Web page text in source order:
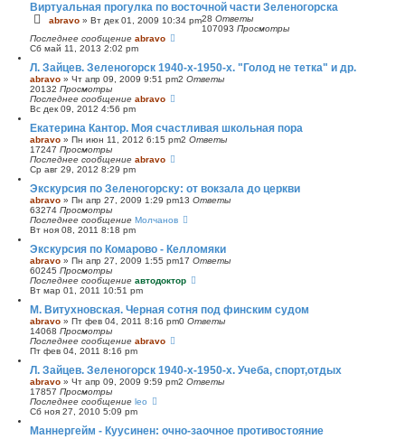
Виртуальная прогулка по восточной части Зеленогорска
abravo » Вт дек 01, 2009 10:34 pm28 Ответы
107093 Просмотры
Последнее сообщение abravo
Сб май 11, 2013 2:02 pm
Л. Зайцев. Зеленогорск 1940-х-1950-х. "Голод не тетка" и др.
abravo » Чт апр 09, 2009 9:51 pm2 Ответы
20132 Просмотры
Последнее сообщение abravo
Вс дек 09, 2012 4:56 pm
Екатерина Кантор. Моя счастливая школьная пора
abravo » Пн июн 11, 2012 6:15 pm2 Ответы
17247 Просмотры
Последнее сообщение abravo
Ср авг 29, 2012 8:29 pm
Экскурсия по Зеленогорску: от вокзала до церкви
abravo » Пн апр 27, 2009 1:29 pm13 Ответы
63274 Просмотры
Последнее сообщение Молчанов
Вт ноя 08, 2011 8:18 pm
Экскурсия по Комарово - Келломяки
abravo » Пн апр 27, 2009 1:55 pm17 Ответы
60245 Просмотры
Последнее сообщение автодоктор
Вт мар 01, 2011 10:51 pm
М. Витухновская. Черная сотня под финским судом
abravo » Пт фев 04, 2011 8:16 pm0 Ответы
14068 Просмотры
Последнее сообщение abravo
Пт фев 04, 2011 8:16 pm
Л. Зайцев. Зеленогорск 1940-х-1950-х. Учеба, спорт,отдых
abravo » Чт апр 09, 2009 9:59 pm2 Ответы
17857 Просмотры
Последнее сообщение leo
Сб ноя 27, 2010 5:09 pm
Маннергейм - Куусинен: очно-заочное противостояние